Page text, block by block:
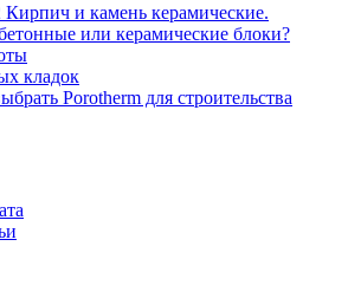
и камень керамические.
или керамические блоки?
кладок
Porotherm для строительства